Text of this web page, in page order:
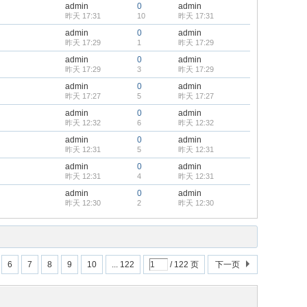
admin
昨天 17:31
0
10
admin
昨天 17:31
admin
昨天 17:29
0
1
admin
昨天 17:29
admin
昨天 17:29
0
3
admin
昨天 17:29
admin
昨天 17:27
0
5
admin
昨天 17:27
admin
昨天 12:32
0
6
admin
昨天 12:32
admin
昨天 12:31
0
5
admin
昨天 12:31
admin
昨天 12:31
0
4
admin
昨天 12:31
admin
昨天 12:30
0
2
admin
昨天 12:30
6 7 8 9 10 ... 122 / 122 页 下一页